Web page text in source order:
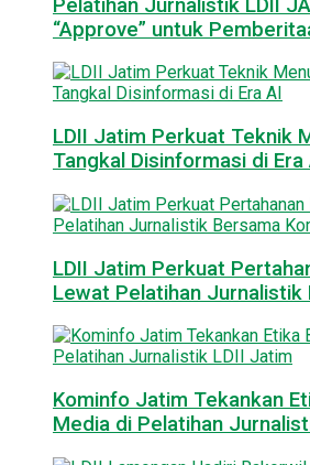
Pelatihan Jurnalistik LDII
“Approve” untuk
LDII Jatim Perkuat Teknik
Tangkal Disinformasi di Era
LDII Jatim Perkuat
Lewat Pelatihan Jurnalistik
Kominfo Jatim Tekankan
Media di Pelatihan